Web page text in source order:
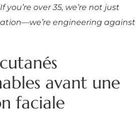
you’re over 35, we’re not just
engineering against
avant une
faciale